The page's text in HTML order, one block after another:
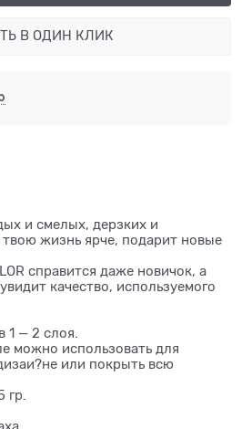
В ОДИН КЛИК
и смелых, дерзких и
жизнь ярче, подарит новые
справится даже новичок, а
качество, используемого
1 — 2 слоя.
можно использовать для
или покрыть всю
гр.